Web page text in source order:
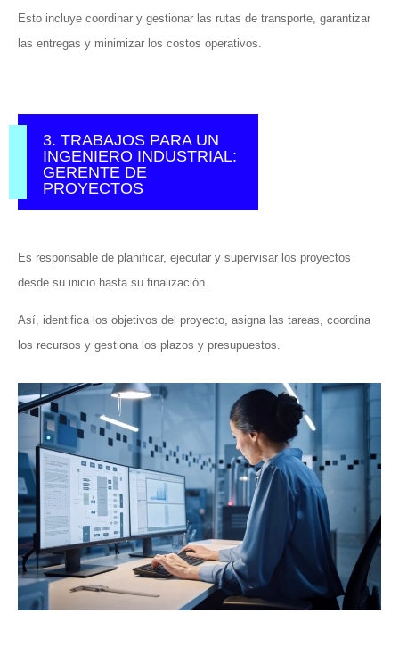
Esto incluye coordinar y gestionar las rutas de transporte, garantizar
las entregas y minimizar los costos operativos.
3. TRABAJOS PARA UN
INGENIERO INDUSTRIAL:
GERENTE DE
PROYECTOS
Es responsable de planificar, ejecutar y supervisar los proyectos
desde su inicio hasta su finalización.
Así, identifica los objetivos del proyecto, asigna las tareas, coordina
los recursos y gestiona los plazos y presupuestos.